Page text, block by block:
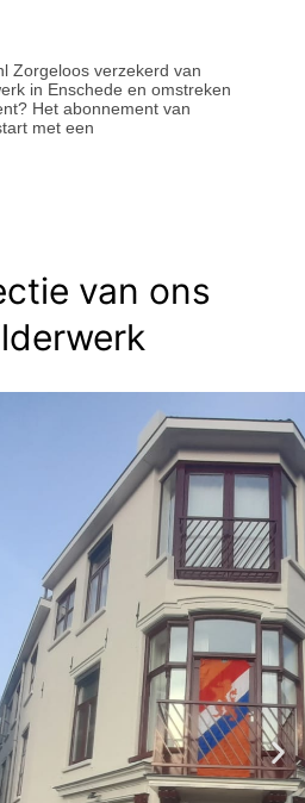
Zorgeloos verzekerd van
in Enschede en omstreken
Het abonnement van
met een
van ons